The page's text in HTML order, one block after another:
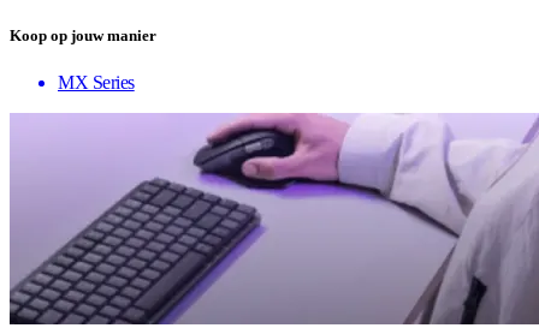
Koop op jouw manier
MX Series